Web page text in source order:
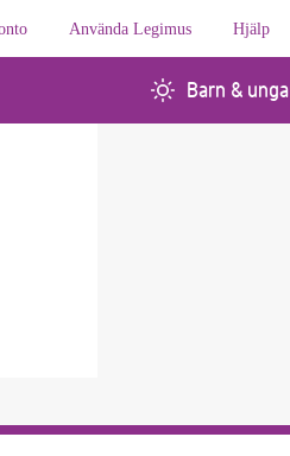
Använda Legimus Hjälp
Barn & unga